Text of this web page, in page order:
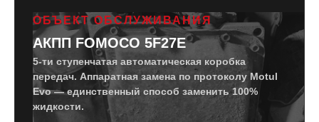
ОБЪЕКТ ОБСЛУЖИВАНИЯ
АКПП FOMOCO 5F27E
5-ти ступенчатая автоматическая коробка
передач. Аппаратная замена по протоколу Motul
Evo — единственный способ заменить 100%
жидкости.